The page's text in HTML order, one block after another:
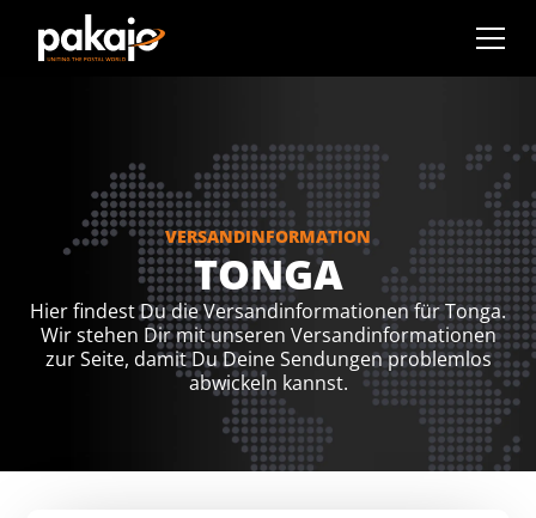
VERSANDINFORMATION
TONGA
Hier findest Du die Versandinformationen für Tonga.
Wir stehen Dir mit unseren Versandinformationen
zur Seite, damit Du Deine Sendungen problemlos
abwickeln kannst.